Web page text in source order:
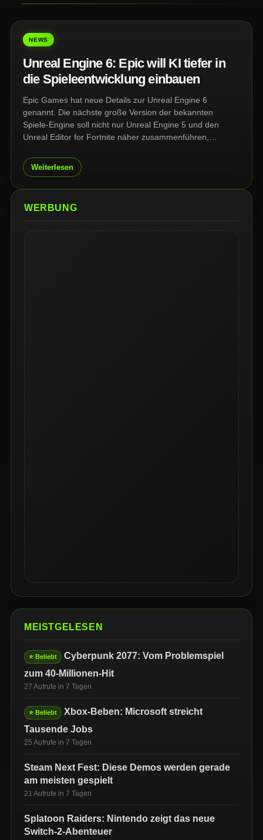
NEWS
Unreal Engine 6: Epic will KI tiefer in
die Spieleentwicklung einbauen
Epic Games hat neue Details zur Unreal Engine 6
genannt. Die nächste große Version der bekannten
Spiele-Engine soll nicht nur Unreal Engine 5 und den
Unreal Editor for Fortnite näher zusammenführen,
Weiterlesen
WERBUNG
MEISTGELESEN
⭐ Beliebt
Cyberpunk 2077: Vom Problemspiel
zum 40-Millionen-Hit
27 Aufrufe in 7 Tagen
⭐ Beliebt
Xbox-Beben: Microsoft streicht
Tausende Jobs
25 Aufrufe in 7 Tagen
Steam Next Fest: Diese Demos werden gerade
am meisten gespielt
21 Aufrufe in 7 Tagen
Splatoon Raiders: Nintendo zeigt das neue
Switch-2-Abenteuer